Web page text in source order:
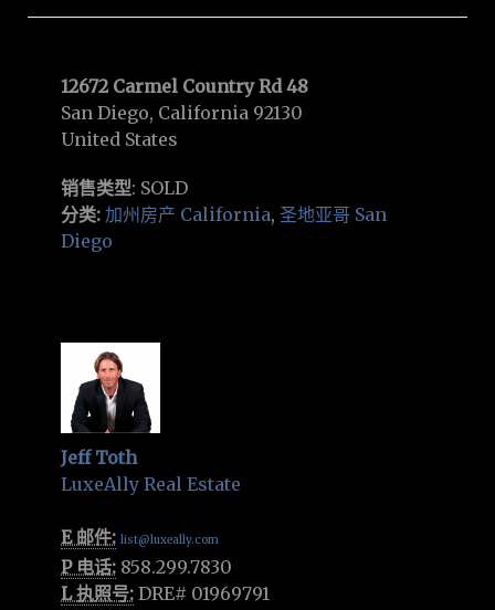
12672 Carmel Country Rd 48
San Diego, California 92130
United States
销售类型: SOLD
分类: 加州房产 California, 圣地亚哥 San
Diego
Jeff Toth
LuxeAlly Real Estate
E 邮件: list@luxeally.com
P 电话: 858.299.7830
L 执照号: DRE# 01969791